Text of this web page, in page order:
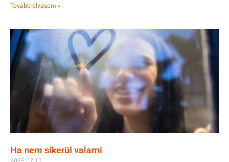
Tovább olvasom »
Ha nem sikerül valami